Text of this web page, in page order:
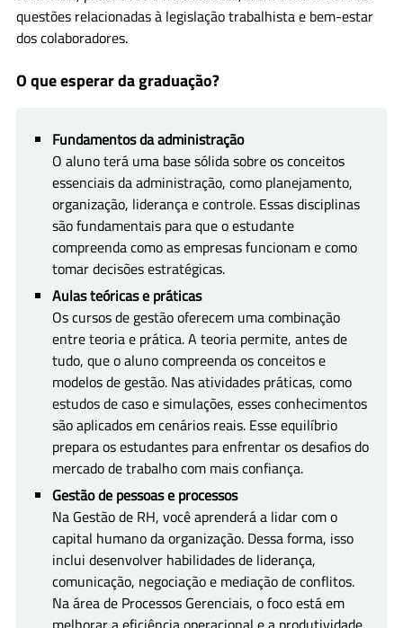
questões relacionadas à legislação trabalhista e bem-estar
dos colaboradores.
O que esperar da graduação?
Fundamentos da administração
O aluno terá uma base sólida sobre os conceitos
essenciais da administração, como planejamento,
organização, liderança e controle. Essas disciplinas
são fundamentais para que o estudante
compreenda como as empresas funcionam e como
tomar decisões estratégicas.
Aulas teóricas e práticas
Os cursos de gestão oferecem uma combinação
entre teoria e prática. A teoria permite, antes de
tudo, que o aluno compreenda os conceitos e
modelos de gestão. Nas atividades práticas, como
estudos de caso e simulações, esses conhecimentos
são aplicados em cenários reais. Esse equilíbrio
prepara os estudantes para enfrentar os desafios do
mercado de trabalho com mais confiança.
Gestão de pessoas e processos
Na Gestão de RH, você aprenderá a lidar com o
capital humano da organização. Dessa forma, isso
inclui desenvolver habilidades de liderança,
comunicação, negociação e mediação de conflitos.
Na área de Processos Gerenciais, o foco está em